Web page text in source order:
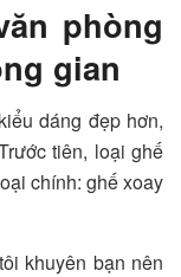
phòng
gian
dáng đẹp hơn,
tiên, loại ghế
chính: ghế xoay
khuyên bạn nên